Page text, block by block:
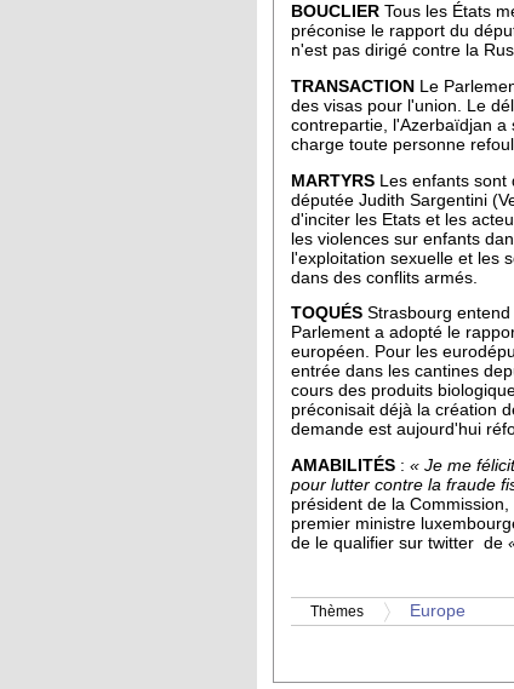
BOUCLIER Tous les États
préconise le rapport du
n'est pas dirigé contre la
TRANSACTION Le
des visas pour l'union. Le
contrepartie, l'Azerbaïdjan a
charge toute personne
MARTYRS Les enfants sont
députée Judith Sargentini
d'inciter les Etats et les
les violences sur enfants
l'exploitation sexuelle et les
dans des conflits armés.
TOQUÉS Strasbourg
Parlement a adopté le
européen. Pour les
entrée dans les cantines
cours des produits
préconisait déjà la création
demande est aujourd'hui
AMABILITÉS : « Je me
pour lutter contre la fraude
président de la
premier ministre
de le qualifier sur twitter de
Thèmes Europe